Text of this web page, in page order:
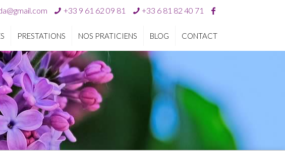
+33 9 61 62 09 81 +33 6 81 82 40 71
PRESTATIONS NOS PRATICIENS BLOG CONTACT